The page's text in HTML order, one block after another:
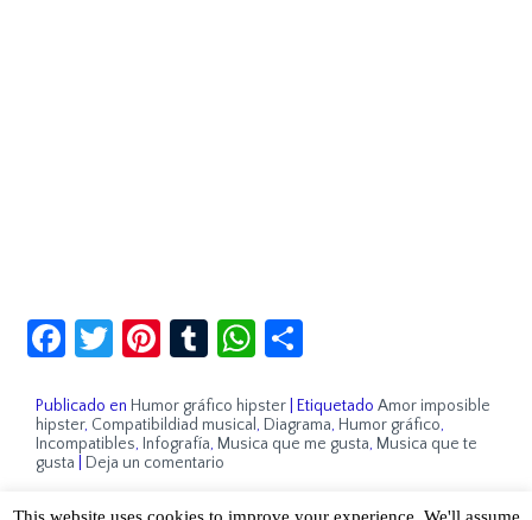
Facebook
Twitter
Pinterest
TumblrWhatsApp
Publicado en Humor gráfico hipster Etiquetado Amor imposible
hipster, Compatibildiad musical , Diagrama, Humor gráfico,
Incompatibles, Infografía, Musica que me gusta, Musica que te
gusta
Deja un comentario